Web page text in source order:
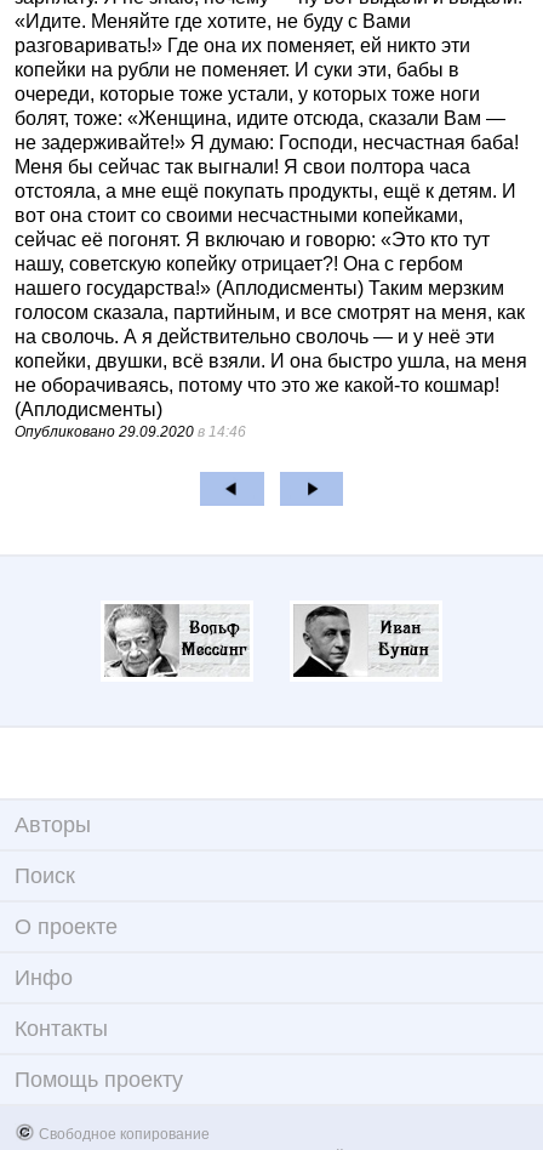
«Идите. Меняйте где хотите, не буду с Вами
разговаривать!» Где она их поменяет, ей никто эти
копейки на рубли не поменяет. И суки эти, бабы в
очереди, которые тоже устали, у которых тоже ноги
болят, тоже: «Женщина, идите отсюда, сказали Вам —
не задерживайте!» Я думаю: Господи, несчастная баба!
Меня бы сейчас так выгнали! Я свои полтора часа
отстояла, а мне ещё покупать продукты, ещё к детям. И
вот она стоит со своими несчастными копейками,
сейчас её погонят. Я включаю и говорю: «Это кто тут
нашу, советскую копейку отрицает?! Она с гербом
нашего государства!» (Аплодисменты) Таким мерзким
голосом сказала, партийным, и все смотрят на меня, как
на сволочь. А я действительно сволочь — и у неё эти
копейки, двушки, всё взяли. И она быстро ушла, на меня
не оборачиваясь, потому что это же какой-то кошмар!
(Аплодисменты)
Опубликовано 29.09.2020 в 14:46
Авторы
Поиск
О проекте
Инфо
Контакты
Помощь проекту
Свободное копирование